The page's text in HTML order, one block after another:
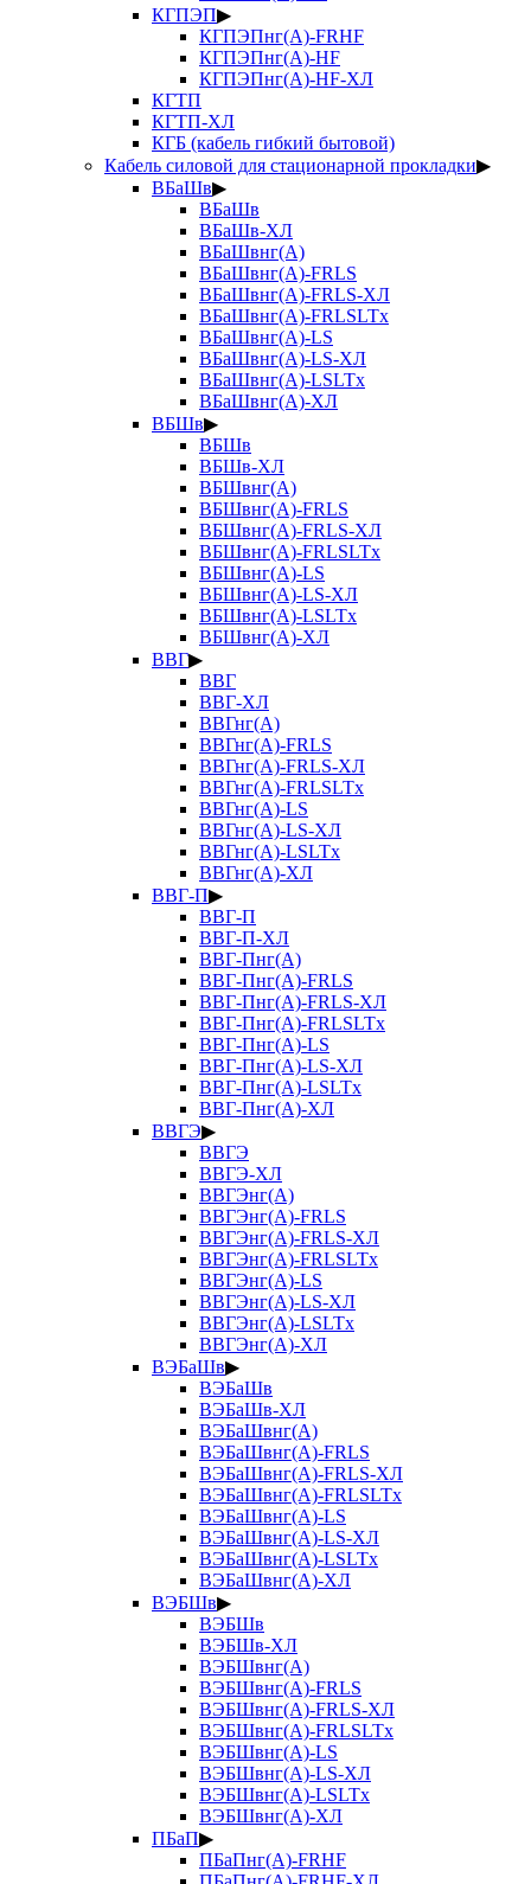
КГПЭП▶
КГПЭПнг(А)-FRHF
КГПЭПнг(А)-HF
КГПЭПнг(А)-HF-ХЛ
КГТП
КГТП-ХЛ
КГБ (кабель гибкий бытовой)
Кабель силовой для стационарной прокладки▶
ВБаШв▶
ВБаШв
ВБаШв-ХЛ
ВБаШвнг(А)
ВБаШвнг(А)-FRLS
ВБаШвнг(А)-FRLS-ХЛ
ВБаШвнг(А)-FRLSLTx
ВБаШвнг(А)-LS
ВБаШвнг(А)-LS-ХЛ
ВБаШвнг(А)-LSLTx
ВБаШвнг(А)-ХЛ
ВБШв▶
ВБШв
ВБШв-ХЛ
ВБШвнг(А)
ВБШвнг(А)-FRLS
ВБШвнг(А)-FRLS-ХЛ
ВБШвнг(А)-FRLSLTx
ВБШвнг(А)-LS
ВБШвнг(А)-LS-ХЛ
ВБШвнг(А)-LSLTx
ВБШвнг(А)-ХЛ
ВВГ▶
ВВГ
ВВГ-ХЛ
ВВГнг(А)
ВВГнг(А)-FRLS
ВВГнг(А)-FRLS-ХЛ
ВВГнг(А)-FRLSLTx
ВВГнг(А)-LS
ВВГнг(А)-LS-ХЛ
ВВГнг(А)-LSLTx
ВВГнг(А)-ХЛ
ВВГ-П▶
ВВГ-П
ВВГ-П-ХЛ
ВВГ-Пнг(А)
ВВГ-Пнг(А)-FRLS
ВВГ-Пнг(А)-FRLS-ХЛ
ВВГ-Пнг(А)-FRLSLTx
ВВГ-Пнг(А)-LS
ВВГ-Пнг(А)-LS-ХЛ
ВВГ-Пнг(А)-LSLTx
ВВГ-Пнг(А)-ХЛ
ВВГЭ▶
ВВГЭ
ВВГЭ-ХЛ
ВВГЭнг(А)
ВВГЭнг(А)-FRLS
ВВГЭнг(А)-FRLS-ХЛ
ВВГЭнг(А)-FRLSLTx
ВВГЭнг(А)-LS
ВВГЭнг(А)-LS-ХЛ
ВВГЭнг(А)-LSLTx
ВВГЭнг(А)-ХЛ
ВЭБаШв▶
ВЭБаШв
ВЭБаШв-ХЛ
ВЭБаШвнг(А)
ВЭБаШвнг(А)-FRLS
ВЭБаШвнг(А)-FRLS-ХЛ
ВЭБаШвнг(А)-FRLSLTx
ВЭБаШвнг(А)-LS
ВЭБаШвнг(А)-LS-ХЛ
ВЭБаШвнг(А)-LSLTx
ВЭБаШвнг(А)-ХЛ
ВЭБШв▶
ВЭБШв
ВЭБШв-ХЛ
ВЭБШвнг(А)
ВЭБШвнг(А)-FRLS
ВЭБШвнг(А)-FRLS-ХЛ
ВЭБШвнг(А)-FRLSLTx
ВЭБШвнг(А)-LS
ВЭБШвнг(А)-LS-ХЛ
ВЭБШвнг(А)-LSLTx
ВЭБШвнг(А)-ХЛ
ПБаП▶
ПБаПнг(А)-FRHF